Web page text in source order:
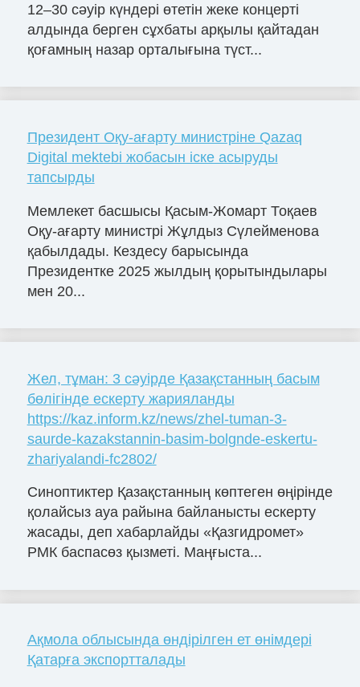
12–30 сәуір күндері өтетін жеке концерті
алдында берген сұхбаты арқылы қайтадан
қоғамның назар орталығына түст...
Президент Оқу-ағарту министріне Qazaq
Digital mektebi жобасын іске асыруды
тапсырды
Мемлекет басшысы Қасым-Жомарт Тоқаев
Оқу-ағарту министрі Жұлдыз Сүлейменова
қабылдады. Кездесу барысында
Президентке 2025 жылдың қорытындылары
мен 20...
Жел, тұман: 3 сәуірде Қазақстанның басым
бөлігінде ескерту жарияланды
https://kaz.inform.kz/news/zhel-tuman-3-
saurde-kazakstannin-basim-bolgnde-eskertu-
zhariyalandi-fc2802/
Синоптиктер Қазақстанның көптеген өңірінде
қолайсыз ауа райына байланысты ескерту
жасады, деп хабарлайды «Қазгидромет»
РМК баспасөз қызметі. Маңғыста...
Ақмола облысында өндірілген ет өнімдері
Қатарға экспортталады